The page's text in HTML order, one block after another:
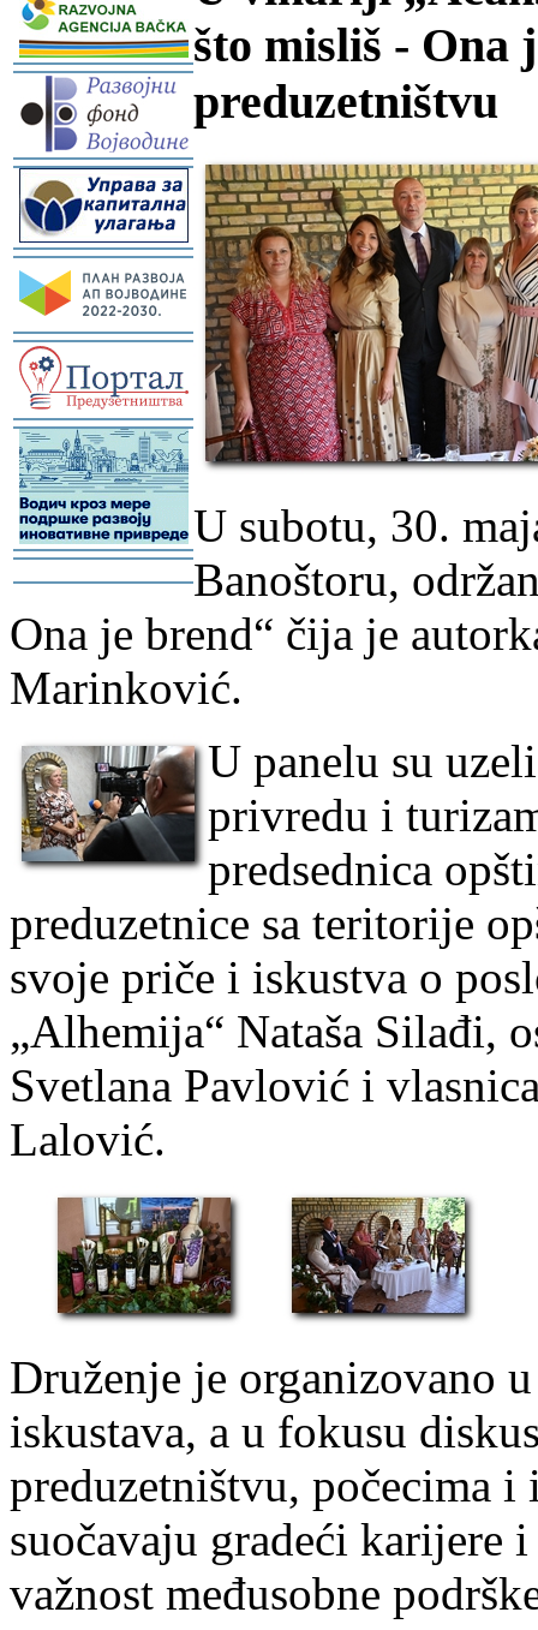
-
-
-
-
-
-
što misliš - Ona
preduzetništvu
U subotu, 30.
Banoštoru,
Ona je brend“ čija je
Marinković.
U panelu su
privredu i
predsednica
preduzetnice sa teritorije
svoje priče i iskustva o
„Alhemija“ Nataša Silađi,
Svetlana Pavlović i
Lalović.
Druženje je organizovano
iskustava, a u fokusu
preduzetništvu, počecima i
suočavaju gradeći karijere
važnost međusobne